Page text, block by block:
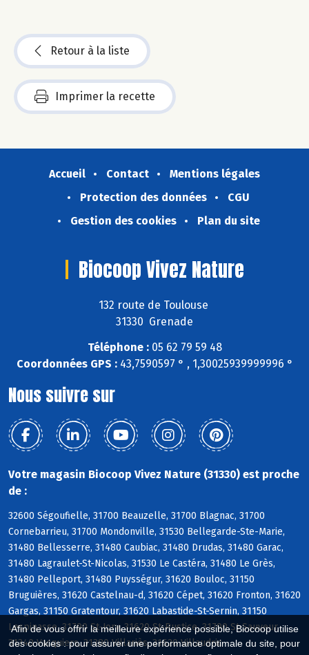
Afin de vous offrir la meilleure expérience possible, Biocoop utilise
des cookies : pour assurer une performance optimale du site, pour
Retour à la liste
Imprimer la recette
Accueil Contact
Mentions légales
Protection des données
CGU
Gestion des cookies
Plan du site
Biocoop Vivez Nature
132 route de Toulouse
31330 Grenade
Téléphone :05 62 79 59 48
Coordonnées GPS :43,7590597 ° , 1,30025939999996 °
Nous suivre sur
Votre magasin Biocoop Vivez Nature (31330) est proche
de :
32600 Ségoufielle, 31700 Beauzelle, 31700 Blagnac, 31700
Cornebarrieu, 31700 Mondonville, 31530 Bellegarde-Ste-Marie,
31480 Bellesserre, 31480 Caubiac, 31480 Drudas, 31480 Garac,
31480 Lagraulet-St-Nicolas, 31530 Le Castéra, 31480 Le Grès,
31480 Pelleport, 31480 Puysségur, 31620 Bouloc, 31150
Bruguières, 31620 Castelnau-d, 31620 Cépet, 31620 Fronton, 31620
Gargas, 31150 Gratentour, 31620 Labastide-St-Sernin, 31150
Lespinasse, 31790 St-Jory, 31620 St-Rustice, 31790 St-Sauveur,
31340 Vacquiers, 31380 Villariès, 31620 Villaudric